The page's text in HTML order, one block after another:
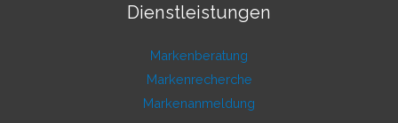
Dienstleistungen
Markenberatung
Markenrecherche
Markenanmeldung